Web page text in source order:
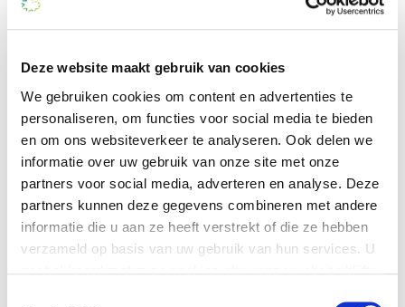
Deze website maakt gebruik van cookies
We gebruiken cookies om content en advertenties te
personaliseren, om functies voor social media te bieden
en om ons websiteverkeer te analyseren. Ook delen we
informatie over uw gebruik van onze site met onze
partners voor social media, adverteren en analyse. Deze
partners kunnen deze gegevens combineren met andere
informatie die u aan ze heeft verstrekt of die ze hebben
verzameld op basis van uw gebruik van hun services. U
telefoonnummer (035) 646 47 00 of per e-mail
oprestauranttor@vivium.nl.
Het kan zijn dat onze
gerechten allergenen
bevatten. Heeft u een
allergie? Meld het ons!
Wij overleggen met de
koks en kijken of we
aan uw wensen